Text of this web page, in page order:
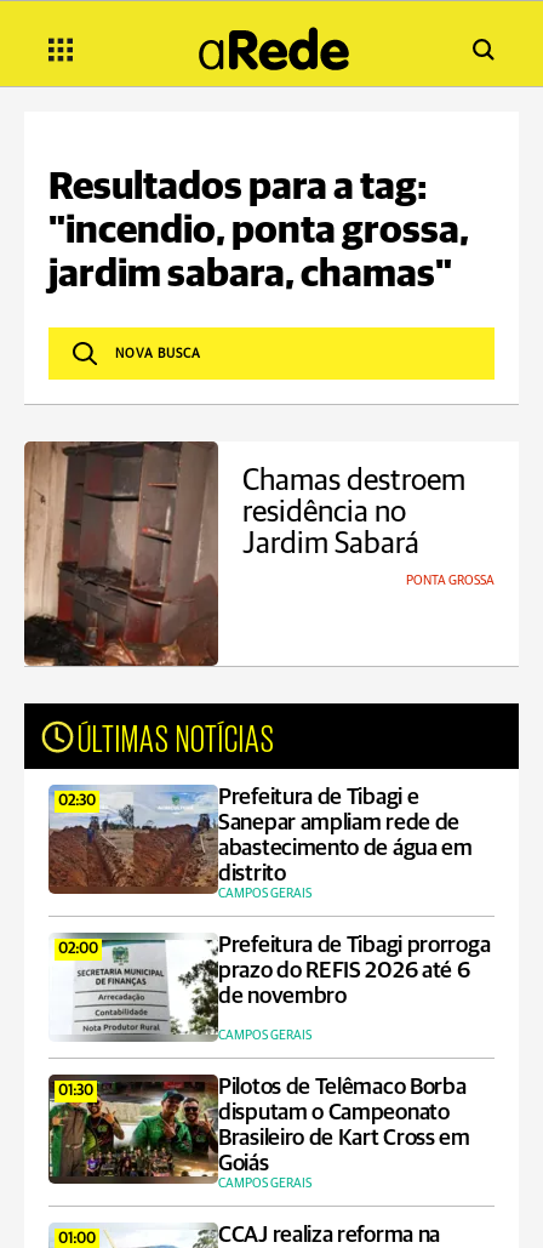
Resultados para a tag:
"incendio, ponta grossa,
jardim sabara, chamas"
Chamas destroem
residência no
Jardim Sabará
PONTA GROSSA
ÚLTIMAS NOTÍCIAS
02:30
Prefeitura de Tibagi e
Sanepar ampliam rede de
abastecimento de água em
distrito
CAMPOS GERAIS
02:00
Prefeitura de Tibagi prorroga
prazo do REFIS 2026 até 6
de novembro
CAMPOS GERAIS
01:30
Pilotos de Telêmaco Borba
disputam o Campeonato
Brasileiro de Kart Cross em
Goiás
CAMPOS GERAIS
01:00
CCAJ realiza reforma na